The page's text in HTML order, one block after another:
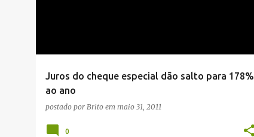
Juros do cheque especial dão salto para 178%
ao ano
postado por Brito em maio 31, 2011
0